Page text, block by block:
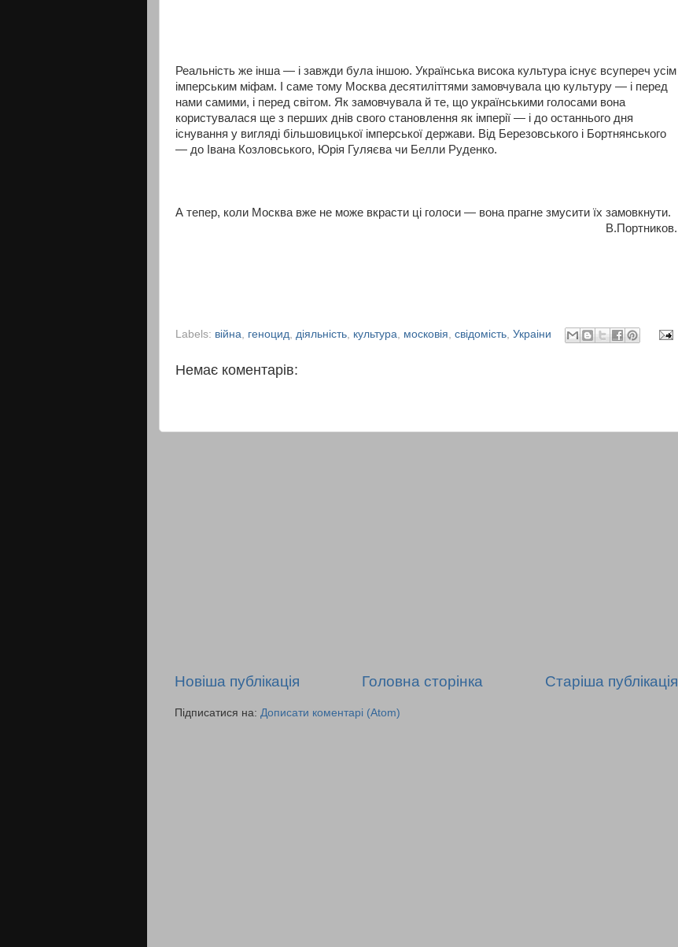
Реальність же інша — і завжди була іншою. Українська висока культура існує всупереч усім
імперським міфам. І саме тому Москва десятиліттями замовчувала цю культуру — і перед
нами самими, і перед світом. Як замовчувала й те, що українськими голосами вона
користувалася ще з перших днів свого становлення як імперії — і до останнього дня
існування у вигляді більшовицької імперської держави. Від Березовського і Бортнянського
— до Івана Козловського, Юрія Гуляєва чи Белли Руденко.
А тепер, коли Москва вже не може вкрасти ці голоси — вона прагне змусити їх замовкнути.
В.Портников.
Labels: війна геноцид діяльність культура московія свідомість Украіни
Немає коментарів:
Новіша публікація Старіша публікація
Головна сторінка
Підписатися на: Дописати коментарі (Atom)